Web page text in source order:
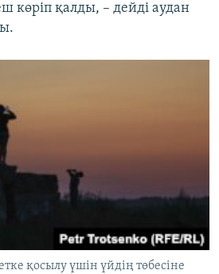
көріп қалды, – дейді аудан
қосылу үшін үйдің төбесіне